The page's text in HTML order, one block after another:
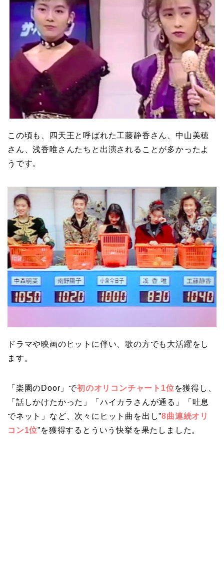
この頃も、四天王と呼ばれた工藤静香さん、中山美穂
さん、浅香唯さんたちと出演されることが多かったよ
うです。
ドラマや映画のヒットに伴い、歌の方でも大活躍をし
ます。
「楽園のDoor」で初のオリコンチャート1位を獲得し、
「話しかけたかった」「ハイカラさんが通る」「吐息
でネット」など、次々にヒット曲を出し”8曲連続オリ
コン1位”を獲得するとういう快挙を果たしました。